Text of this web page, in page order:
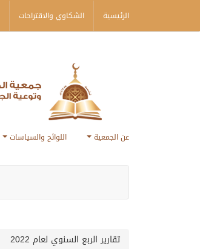
الرئيسية الشكاوي والاقتراحات
عن الجمعية اللوائح والسياسات
تقارير الربع السنوي لعام 2022